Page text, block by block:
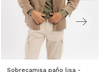
Sobrecamisa paño lisa -